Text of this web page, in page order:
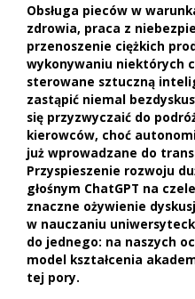
Obsługa pieców w
zdrowia, praca z
przenoszenie ciężkich
wykonywaniu niektórych
sterowane sztuczną
zastąpić niemal
się przyzwyczaić do
kierowców, choć
już wprowadzane do
Przyspieszenie rozwoju
głośnym ChatGPT na
znaczne ożywienie
w nauczaniu
do jednego: na naszych
model kształcenia
tej pory.